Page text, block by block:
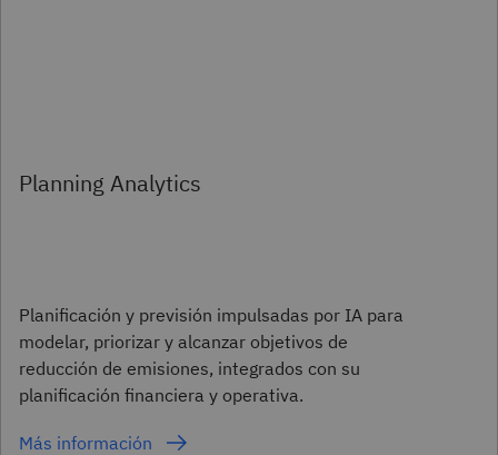
Planning Analytics
Planificación y previsión impulsadas por IA para
modelar, priorizar y alcanzar objetivos de
reducción de emisiones, integrados con su
planificación financiera y operativa.
Más información